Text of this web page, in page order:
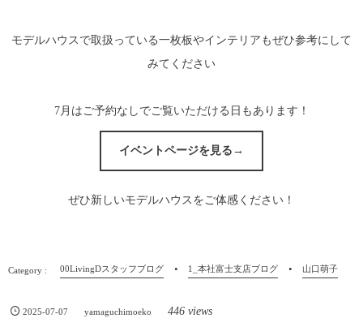
モデルハウスで取扱っている一枚板やインテリアもぜひ参考にして
みてください
7月はご予約なしでご覧いただける日もあります！
イベントページを見る→
ぜひ新しいモデルハウスをご体感ください！
00LivingDスタッフブログ 1_本社富士支店ブログ 山口萌子
2025-07-07 yamaguchimoeko 446 views